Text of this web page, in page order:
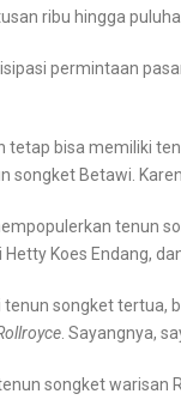
ribu hingga
permintaan
tetap bisa memiliki
songket Betawi.
tenun
Koes Endang,
songket tertua,
. Sayangnya,
songket